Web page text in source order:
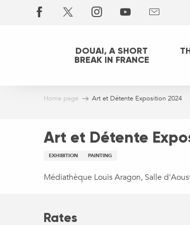
DOUAI, A SHORT
BREAK IN FRANCE
Home page Art et Détente Exposition 2024
Art et Détente
EXHIBITION PAINTING
Médiathèque Louis Aragon, Salle
Rates